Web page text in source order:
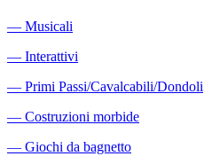
― Musicali
― Interattivi
― Primi Passi/Cavalcabili/Dondoli
― Costruzioni morbide
― Giochi da bagnetto